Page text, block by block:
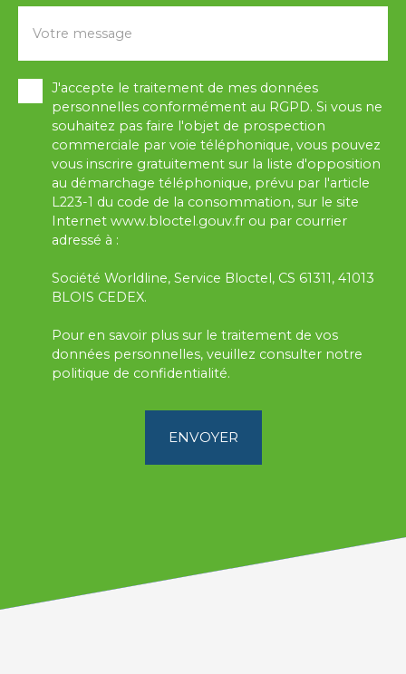
Votre message
J'accepte le traitement de mes données
personnelles conformément au RGPD. Si vous ne
souhaitez pas faire l'objet de prospection
commerciale par voie téléphonique, vous pouvez
vous inscrire gratuitement sur la liste d'opposition
au démarchage téléphonique, prévu par l'article
L223-1 du code de la consommation, sur le site
Internet www.bloctel.gouv.fr ou par courrier
adressé à :
Société Worldline, Service Bloctel, CS 61311, 41013
BLOIS CEDEX.
Pour en savoir plus sur le traitement de vos
données personnelles, veuillez consulter notre
politique de confidentialité.
ENVOYER